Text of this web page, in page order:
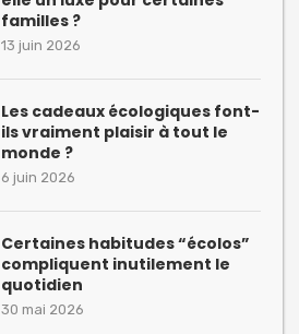
familles ?
13 juin 2026
Les cadeaux écologiques font-
ils vraiment plaisir à tout le
monde ?
6 juin 2026
Certaines habitudes “écolos”
compliquent inutilement le
quotidien
30 mai 2026